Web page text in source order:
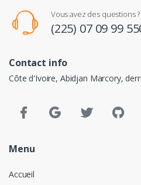
Vous avez des questions
(225) 07 09 99
Contact info
Côte d'Ivoire, Abidjan Marcory,
Menu
Accueil